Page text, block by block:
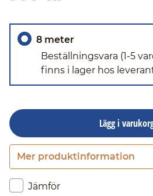
8 meter
Beställningsvara (1-5
finns i lager hos
Lägg i
Gå till kassan
Mer produktinformation
Jämför